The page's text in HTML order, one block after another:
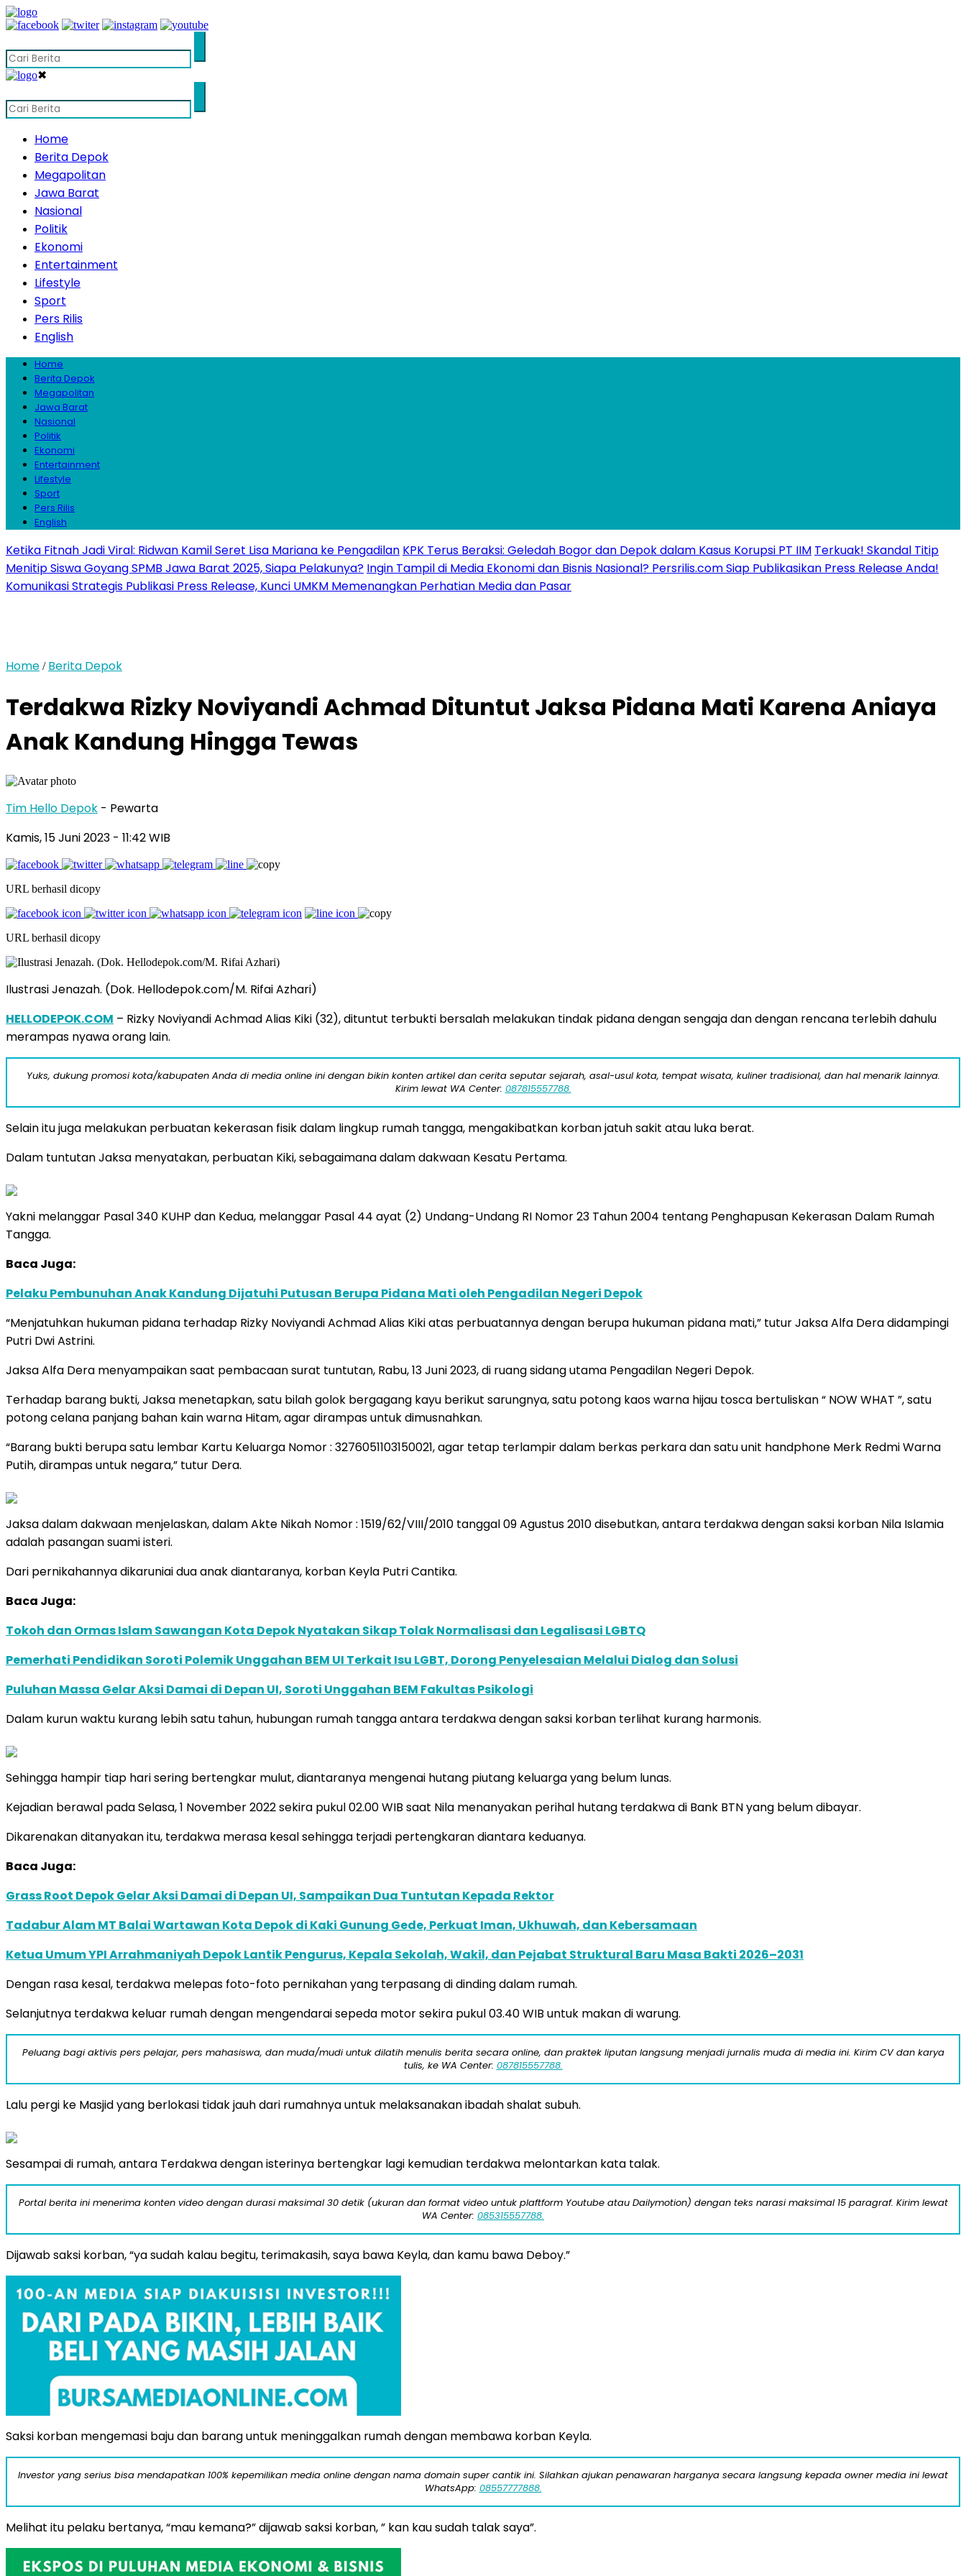
✖
Home
Berita Depok
Megapolitan
Jawa Barat
Nasional
Politik
Ekonomi
Entertainment
Lifestyle
Sport
Pers Rilis
English
Home
Berita Depok
Megapolitan
Jawa Barat
Nasional
Politik
Ekonomi
Entertainment
Lifestyle
Sport
Pers Rilis
English
Ketika Fitnah Jadi Viral: Ridwan Kamil Seret Lisa Mariana ke Pengadilan KPK Terus Beraksi: Geledah Bogor dan Depok dalam Kasus Korupsi PT IIM Terkuak! Skandal Titip
Menitip Siswa Goyang SPMB Jawa Barat 2025, Siapa Pelakunya? Ingin Tampil di Media Ekonomi dan Bisnis Nasional? Persrilis.com Siap Publikasikan Press Release Anda!
Komunikasi Strategis Publikasi Press Release, Kunci UMKM Memenangkan Perhatian Media dan Pasar
Home / Berita Depok
Terdakwa Rizky Noviyandi Achmad Dituntut Jaksa Pidana Mati Karena Aniaya
Anak Kandung Hingga Tewas
Tim Hello Depok - Pewarta
Kamis, 15 Juni 2023 - 11:42 WIB
URL berhasil dicopy
URL berhasil dicopy
Ilustrasi Jenazah. (Dok. Hellodepok.com/M. Rifai Azhari)
HELLODEPOK.COM – Rizky Noviyandi Achmad Alias Kiki (32), dituntut terbukti bersalah melakukan tindak pidana dengan sengaja dan dengan rencana terlebih dahulu
merampas nyawa orang lain.
Yuks, dukung promosi kota/kabupaten Anda di media online ini dengan bikin konten artikel dan cerita seputar sejarah, asal-usul kota, tempat wisata, kuliner tradisional, dan hal menarik lainnya.
Kirim lewat WA Center: 087815557788.
Selain itu juga melakukan perbuatan kekerasan fisik dalam lingkup rumah tangga, mengakibatkan korban jatuh sakit atau luka berat.
Dalam tuntutan Jaksa menyatakan, perbuatan Kiki, sebagaimana dalam dakwaan Kesatu Pertama.
Yakni melanggar Pasal 340 KUHP dan Kedua, melanggar Pasal 44 ayat (2) Undang-Undang RI Nomor 23 Tahun 2004 tentang Penghapusan Kekerasan Dalam Rumah
Tangga.
Baca Juga:
Pelaku Pembunuhan Anak Kandung Dijatuhi Putusan Berupa Pidana Mati oleh Pengadilan Negeri Depok
“Menjatuhkan hukuman pidana terhadap Rizky Noviyandi Achmad Alias Kiki atas perbuatannya dengan berupa hukuman pidana mati,” tutur Jaksa Alfa Dera didampingi
Putri Dwi Astrini.
Jaksa Alfa Dera menyampaikan saat pembacaan surat tuntutan, Rabu, 13 Juni 2023, di ruang sidang utama Pengadilan Negeri Depok.
Terhadap barang bukti, Jaksa menetapkan, satu bilah golok bergagang kayu berikut sarungnya, satu potong kaos warna hijau tosca bertuliskan “ NOW WHAT ”, satu
potong celana panjang bahan kain warna Hitam, agar dirampas untuk dimusnahkan.
“Barang bukti berupa satu lembar Kartu Keluarga Nomor : 3276051103150021, agar tetap terlampir dalam berkas perkara dan satu unit handphone Merk Redmi Warna
Putih, dirampas untuk negara,” tutur Dera.
Jaksa dalam dakwaan menjelaskan, dalam Akte Nikah Nomor : 1519/62/VIII/2010 tanggal 09 Agustus 2010 disebutkan, antara terdakwa dengan saksi korban Nila Islamia
adalah pasangan suami isteri.
Dari pernikahannya dikaruniai dua anak diantaranya, korban Keyla Putri Cantika.
Baca Juga:
Tokoh dan Ormas Islam Sawangan Kota Depok Nyatakan Sikap Tolak Normalisasi dan Legalisasi LGBTQ
Pemerhati Pendidikan Soroti Polemik Unggahan BEM UI Terkait Isu LGBT, Dorong Penyelesaian Melalui Dialog dan Solusi
Puluhan Massa Gelar Aksi Damai di Depan UI, Soroti Unggahan BEM Fakultas Psikologi
Dalam kurun waktu kurang lebih satu tahun, hubungan rumah tangga antara terdakwa dengan saksi korban terlihat kurang harmonis.
Sehingga hampir tiap hari sering bertengkar mulut, diantaranya mengenai hutang piutang keluarga yang belum lunas.
Kejadian berawal pada Selasa, 1 November 2022 sekira pukul 02.00 WIB saat Nila menanyakan perihal hutang terdakwa di Bank BTN yang belum dibayar.
Dikarenakan ditanyakan itu, terdakwa merasa kesal sehingga terjadi pertengkaran diantara keduanya.
Baca Juga:
Grass Root Depok Gelar Aksi Damai di Depan UI, Sampaikan Dua Tuntutan Kepada Rektor
Tadabur Alam MT Balai Wartawan Kota Depok di Kaki Gunung Gede, Perkuat Iman, Ukhuwah, dan Kebersamaan
Ketua Umum YPI Arrahmaniyah Depok Lantik Pengurus, Kepala Sekolah, Wakil, dan Pejabat Struktural Baru Masa Bakti 2026–2031
Dengan rasa kesal, terdakwa melepas foto-foto pernikahan yang terpasang di dinding dalam rumah.
Selanjutnya terdakwa keluar rumah dengan mengendarai sepeda motor sekira pukul 03.40 WIB untuk makan di warung.
Peluang bagi aktivis pers pelajar, pers mahasiswa, dan muda/mudi untuk dilatih menulis berita secara online, dan praktek liputan langsung menjadi jurnalis muda di media ini. Kirim CV dan karya
tulis, ke WA Center: 087815557788.
Lalu pergi ke Masjid yang berlokasi tidak jauh dari rumahnya untuk melaksanakan ibadah shalat subuh.
Sesampai di rumah, antara Terdakwa dengan isterinya bertengkar lagi kemudian terdakwa melontarkan kata talak.
Portal berita ini menerima konten video dengan durasi maksimal 30 detik (ukuran dan format video untuk plaftform Youtube atau Dailymotion) dengan teks narasi maksimal 15 paragraf. Kirim lewat
WA Center: 085315557788.
Dijawab saksi korban, “ya sudah kalau begitu, terimakasih, saya bawa Keyla, dan kamu bawa Deboy.”
Saksi korban mengemasi baju dan barang untuk meninggalkan rumah dengan membawa korban Keyla.
Investor yang serius bisa mendapatkan 100% kepemilikan media online dengan nama domain super cantik ini. Silahkan ajukan penawaran harganya secara langsung kepada owner media ini lewat
WhatsApp: 08557777888.
Melihat itu pelaku bertanya, “mau kemana?” dijawab saksi korban, ” kan kau sudah talak saya”.